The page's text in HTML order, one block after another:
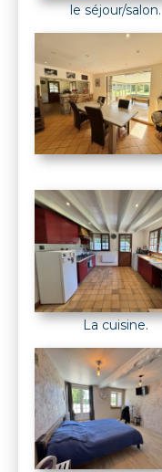
le séjour/salon.
La cuisine.